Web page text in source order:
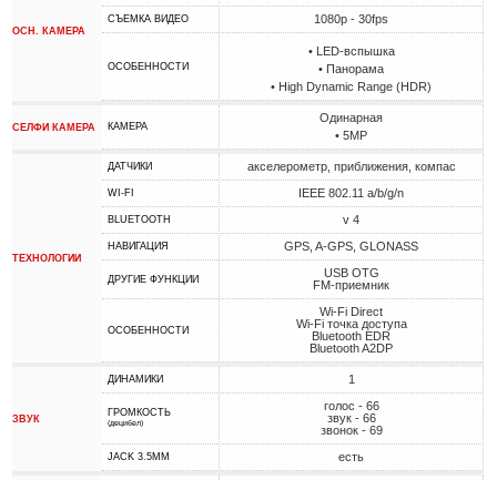
ОСН. КАМЕРА
СЪЕМКА ВИДЕО 1080p - 30fps
ОСОБЕННОСТИ
• LED-вспышка
• Панорама
• High Dynamic Range (HDR)
СЕЛФИ КАМЕРА КАМЕРА
Одинарная
• 5MP
ТЕХНОЛОГИИ
ДАТЧИКИ акселерометр, приближения, компас
WI-FI IEEE 802.11 a/b/g/n
BLUETOOTH v 4
НАВИГАЦИЯ GPS, A-GPS, GLONASS
ДРУГИЕ ФУНКЦИИ
USB OTG
FM-приемник
ОСОБЕННОСТИ
Wi-Fi Direct
Wi-Fi точка доступа
Bluetooth EDR
Bluetooth A2DP
ЗВУК
ДИНАМИКИ 1
ГРОМКОСТЬ
(децибел)
голос - 66
звук - 66
звонок - 69
JACK 3.5MM есть